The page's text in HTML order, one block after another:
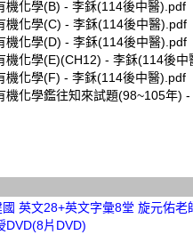
機化學(B) - 李鉌(114後中醫).pdf
機化學(C) - 李鉌(114後中醫).pdf
機化學(D) - 李鉌(114後中醫).pdf
機化學(E)(CH12) - 李鉌(114後中
機化學(F) - 李鉌(114後中醫).pdf
機化學鑑往知來試題(98~105年)
英文28+英文字彙8堂 旋元佑
DVD(8片DVD)